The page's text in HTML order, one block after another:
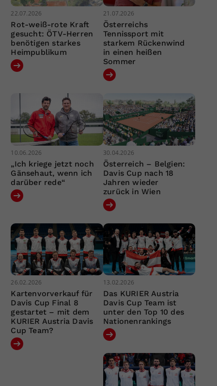
22.07.2026
Rot-weiß-rote Kraft
gesucht: ÖTV-Herren
benötigen starkes
Heimpublikum
21.07.2026
Österreichs
Tennissport mit
starkem Rückenwind
in einen heißen
Sommer
10.06.2026
„Ich kriege jetzt noch
Gänsehaut, wenn ich
darüber rede“
30.04.2026
Österreich – Belgien:
Davis Cup nach 18
Jahren wieder
zurück in Wien
26.02.2026
Kartenvorverkauf für
Davis Cup Final 8
gestartet – mit dem
KURIER Austria Davis
Cup Team?
13.02.2026
Das KURIER Austria
Davis Cup Team ist
unter den Top 10 des
Nationenrankings